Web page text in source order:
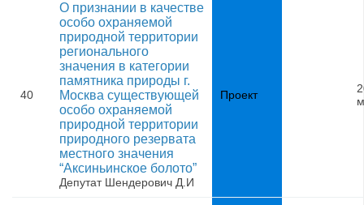
40
О признании в качестве
особо охраняемой
природной территории
регионального
значения в категории
памятника природы г.
Москва существующей
особо охраняемой
природной территории
природного резервата
местного значения
“Аксиньинское болото”
Депутат Шендерович Д.И
Проект